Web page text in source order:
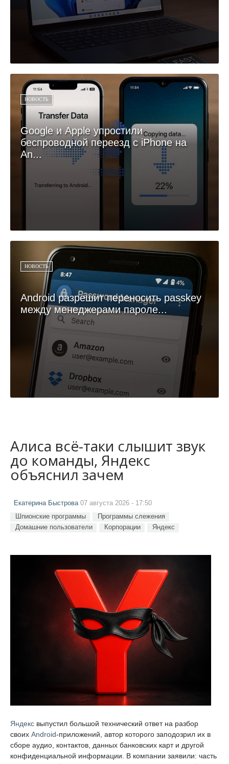
НОВОСТЬ
Google и Apple упростили
беспроводной переезд с iPhone на
An...
НОВОСТЬ
Android разрешит переносить passkey
между менеджерами пароле...
Алиса всё-таки слышит звук
до команды, Яндекс
объяснил зачем
Екатерина Быстрова 07 августа 2026 - 17:50
Шпионские программы
Программы слежения
Домашние пользователи
Корпорации Яндекс
Яндекс выпустил большой технический ответ на разбор
своих Android-приложений, автор которого заподозрил их в
сборе аудио, контактов, данных банковских карт и другой
конфиденциальной информации. В компании заявили: часть